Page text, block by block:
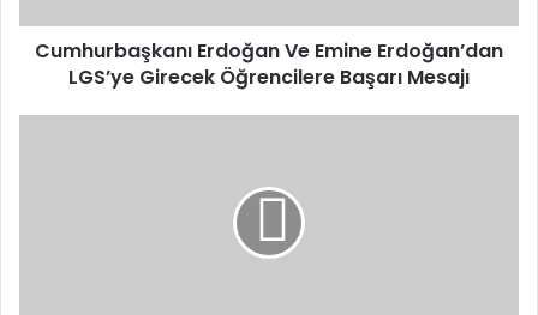
Başarı
Mesajı
Cumhurbaşkanı Erdoğan Ve Emine Erdoğan’dan
LGS’ye Girecek Öğrencilere Başarı Mesajı